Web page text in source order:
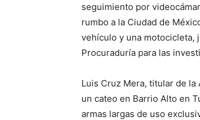
seguimiento por
rumbo a la Ciudad de
vehículo y una motocicleta,
Procuraduría para las
Luis Cruz Mera, titular de
un cateo en Barrio Alto en
armas largas de uso